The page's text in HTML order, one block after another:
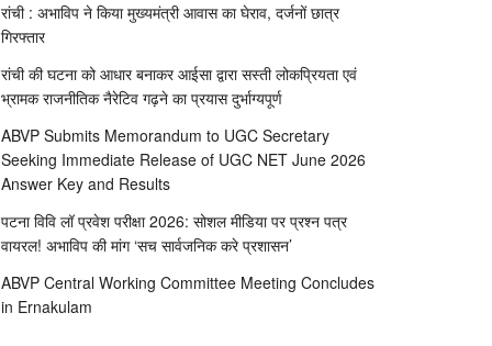
रांची : अभाविप ने किया मुख्यमंत्री आवास का घेराव, दर्जनों छात्र
गिरफ्तार
रांची की घटना को आधार बनाकर आईसा द्वारा सस्ती लोकप्रियता एवं
भ्रामक राजनीतिक नैरेटिव गढ़ने का प्रयास दुर्भाग्यपूर्ण
ABVP Submits Memorandum to UGC Secretary
Seeking Immediate Release of UGC NET June 2026
Answer Key and Results
पटना विवि लॉ प्रवेश परीक्षा 2026: सोशल मीडिया पर प्रश्न पत्र
वायरल! अभाविप की मांग ‘सच सार्वजनिक करे प्रशासन’
ABVP Central Working Committee Meeting Concludes
in Ernakulam